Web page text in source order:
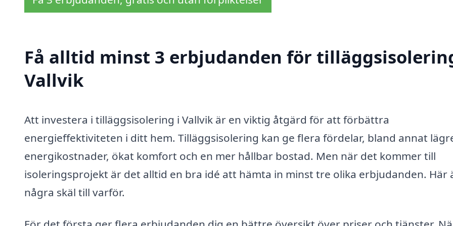
Få alltid minst 3 erbjudanden för
Vallvik
Att investera i tilläggsisolering i Vallvik är en viktig åtgärd för att förbättra
energieffektiviteten i ditt hem. Tilläggsisolering kan ge flera fördelar, bland annat
energikostnader, ökat komfort och en mer hållbar bostad. Men när det kommer till
isoleringsprojekt är det alltid en bra idé att hämta in minst tre olika erbjudanden. Här
några skäl till varför.